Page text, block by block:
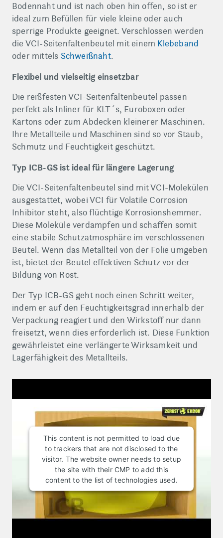
Bodennaht und ist nach oben hin offen, so ist er
ideal zum Befüllen für viele kleine oder auch
sperrige Produkte geeignet. Verschlossen werden
die VCI-Seitenfaltenbeutel mit einem Klebeband
oder mittels Schweißnaht.
Flexibel und vielseitig einsetzbar
Die reißfesten VCI-Seitenfaltenbeutel passen
perfekt als Inliner für KLT´s, Euroboxen oder
Kartons oder zum Abdecken kleinerer Maschinen.
Ihre Metallteile und Maschinen sind so vor Staub,
Schmutz und Feuchtigkeit geschützt.
Typ ICB-GS ist ideal für längere Lagerung
Die VCI-Seitenfaltenbeutel sind mit VCI-Molekülen
ausgestattet, wobei VCI für Volatile Corrosion
Inhibitor steht, also flüchtige Korrosionshemmer.
Diese Moleküle verdampfen und schaffen somit
eine stabile Schutzatmosphäre im verschlossenen
Beutel. Wenn das Metallteil von der Folie umgeben
ist, bietet der Beutel effektiven Schutz vor der
Bildung von Rost.
Der Typ ICB-GS geht noch einen Schritt weiter,
indem er auf den Feuchtigkeitsgrad innerhalb der
Verpackung reagiert und den Wirkstoff nur dann
freisetzt, wenn dies erforderlich ist. Diese Funktion
gewährleistet eine verlängerte Wirksamkeit und
Lagerfähigkeit des Metallteils.
This content is not permitted to load due
to trackers that are not disclosed to the
visitor. The website owner needs to setup
the site with their CMP to add this
content to the list of technologies used.